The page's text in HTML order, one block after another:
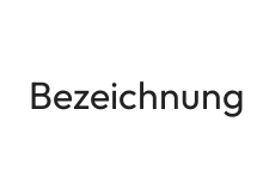
Bezeichnung